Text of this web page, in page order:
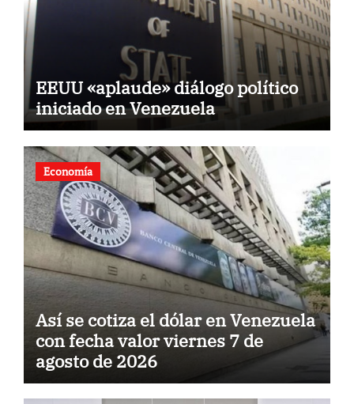
EEUU «aplaude» diálogo político
iniciado en Venezuela
Economía
Así se cotiza el dólar en Venezuela
con fecha valor viernes 7 de
agosto de 2026